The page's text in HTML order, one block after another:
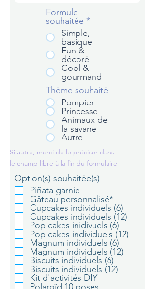
Formule
souhaitée *
Simple,
basique
Fun &
décoré
Cool &
gourmand
Thème souhaité
Pompier
Princesse
Animaux de
la savane
Autre
Si autre, merci de le préciser dans
le champ libre à la fin du formulaire
Option(s) souhaitée(s)
Piñata garnie
Gâteau personnalisé*
Cupcakes individuels (6)
Cupcakes individuels (12)
Pop cakes inidivuels (6)
Pop cakes individuels (12)
Magnum individuels (6)
Magnum individuels (12)
Biscuits individuels (6)
Biscuits individuels (12)
Kit d'activités DIY
Polaroïd 10 poses